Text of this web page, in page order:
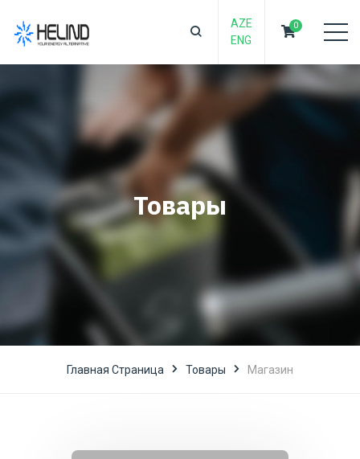
AZE
ENG
0
Товары
Главная Страница Товары Магазин